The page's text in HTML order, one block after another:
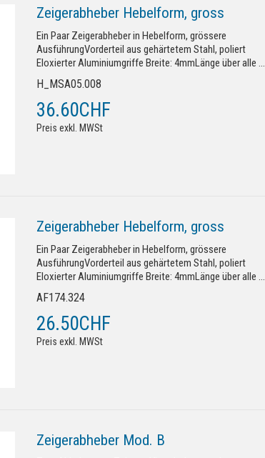
Zeigerabheber Hebelform, gross
Ein Paar Zeigerabheber in Hebelform, grössere
AusführungVorderteil aus gehärtetem Stahl, poliert
Eloxierter Aluminiumgriffe Breite: 4mmLänge über alle ...
H_MSA05.008
36.60CHF
Preis exkl. MWSt
Zeigerabheber Hebelform, gross
Ein Paar Zeigerabheber in Hebelform, grössere
AusführungVorderteil aus gehärtetem Stahl, poliert
Eloxierter Aluminiumgriffe Breite: 4mmLänge über alle ...
AF174.324
26.50CHF
Preis exkl. MWSt
Zeigerabheber Mod. B